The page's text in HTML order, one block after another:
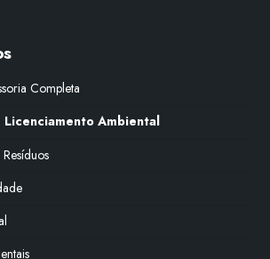
Completa
Licenciamento Ambiental